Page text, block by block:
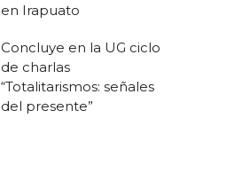
en Irapuato
Concluye en la UG ciclo
de charlas
“Totalitarismos: señales
del presente”